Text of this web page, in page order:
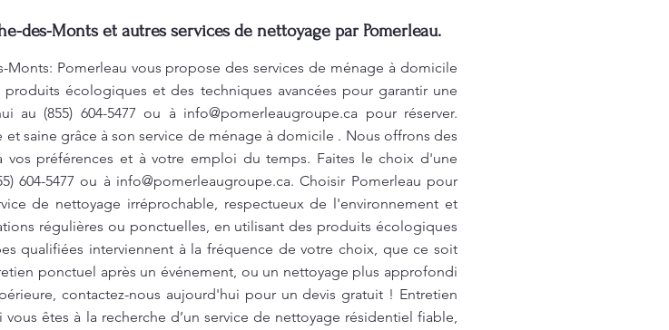
des-Monts et autres services de nettoyage par Pomerleau.
Pomerleau vous propose des services de ménage à domicile
écologiques et des techniques avancées pour garantir une
au (855) 604-5477 ou à info@pomerleaugroupe.ca pour réserver.
saine grâce à son service de ménage à domicile . Nous offrons des
vos préférences et à votre emploi du temps. Faites le choix d'une
604-5477 ou à info@pomerleaugroupe.ca. Choisir Pomerleau pour
de nettoyage irréprochable, respectueux de l'environnement et
régulières ou ponctuelles, en utilisant des produits écologiques
qualifiées interviennent à la fréquence de votre choix, que ce soit
ponctuel après un événement, ou un nettoyage plus approfondi
contactez-nous aujourd'hui pour un devis gratuit ! Entretien
êtes à la recherche d’un service de nettoyage résidentiel fiable,